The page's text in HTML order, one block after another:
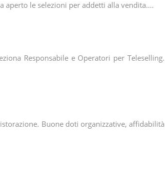
aperto le selezioni per addetti alla vendita....
Responsabile e Operatori per Teleselling.
Buone doti organizzative, affidabilità